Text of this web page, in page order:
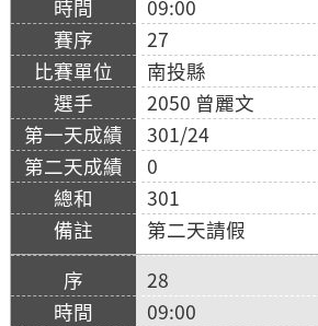
09:00
27
南投縣
2050 曾麗文
301/24
0
301
第二天請假
28
09:00